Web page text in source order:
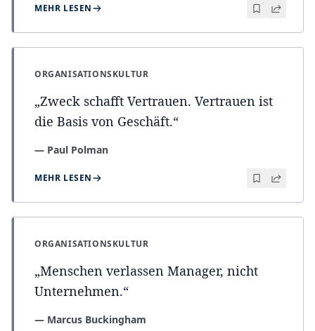
MEHR LESEN
ORGANISATIONSKULTUR
„Zweck schafft Vertrauen. Vertrauen ist
die Basis von Geschäft.“
— Paul Polman
MEHR LESEN
ORGANISATIONSKULTUR
„Menschen verlassen Manager, nicht
Unternehmen.“
— Marcus Buckingham